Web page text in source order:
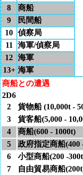
8
商船
9
民間船
10 偵察局
11
海軍/偵察局
12 海軍
13+ 海軍
商船との遭遇
2D6
2
貨物船 (10,000t -
3
貨客船(5,000 -
4
商船(600 - 1000t)
5
政府指定商船(400
6
小型商船(200 -
7
自由貿易商船